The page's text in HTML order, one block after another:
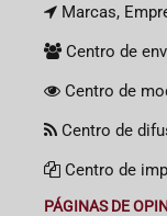
Marcas,
Centro de
Centro de
Centro de
Centro de
PÁGINAS DE